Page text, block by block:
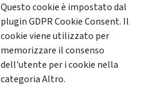
Questo cookie è impostato dal
plugin GDPR Cookie Consent. Il
cookie viene utilizzato per
memorizzare il consenso
dell'utente per i cookie nella
categoria Altro.